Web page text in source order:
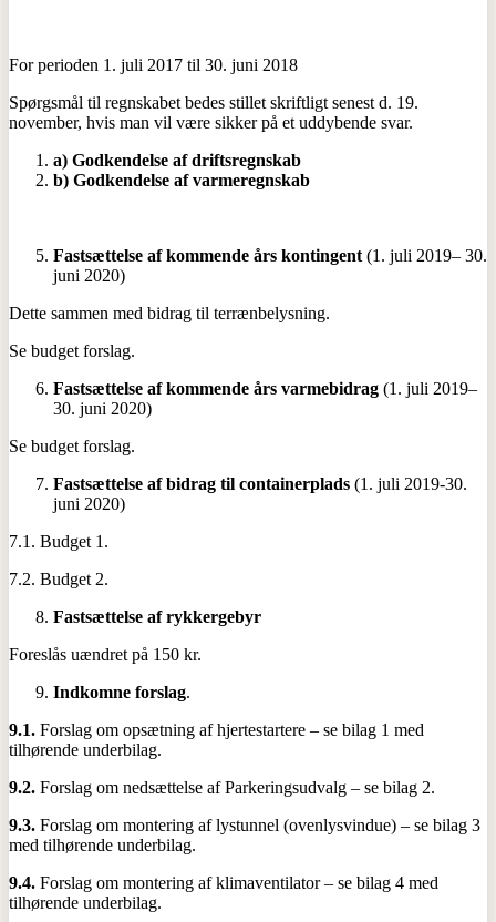
For perioden 1. juli 2017 til 30. juni 2018
Spørgsmål til regnskabet bedes stillet skriftligt senest d. 19.
november, hvis man vil være sikker på et uddybende svar.
a) Godkendelse af driftsregnskab
b) Godkendelse af varmeregnskab
Fastsættelse af kommende års kontingent(1. juli 2019– 30.
juni 2020)
Dette sammen med bidrag til terrænbelysning.
Se budget forslag.
Fastsættelse af kommende års varmebidrag (1. juli 2019–
30. juni 2020)
Se budget forslag.
Fastsættelse af bidrag til containerplads (1. juli 2019-30.
juni 2020)
7.1. Budget 1.
7.2. Budget 2.
Fastsættelse af rykkergebyr
Foreslås uændret på 150 kr.
Indkomne forslag.
9.1. Forslag om opsætning af hjertestartere – se bilag 1 med
tilhørende underbilag.
9.2. Forslag om nedsættelse af Parkeringsudvalg – se bilag 2.
9.3. Forslag om montering af lystunnel (ovenlysvindue) – se bilag 3
med tilhørende underbilag.
9.4. Forslag om montering af klimaventilator – se bilag 4 med
tilhørende underbilag.